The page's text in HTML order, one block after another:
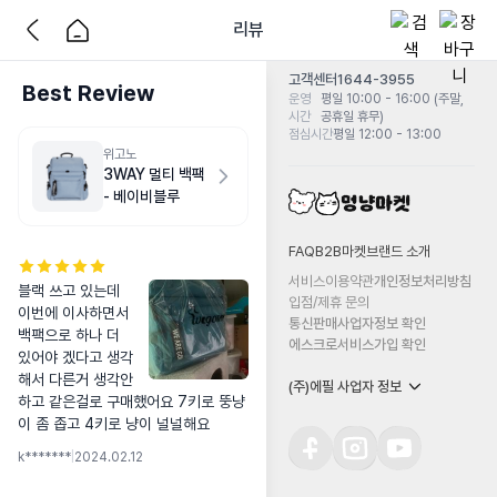
리뷰
Best Review
위고노
3WAY 멀티 백팩
- 베이비블루
블랙 쓰고 있는데
이번에 이사하면서
백팩으로 하나 더
있어야 겠다고 생각
해서 다른거 생각안
하고 같은걸로 구매했어요 7키로 뚱냥
이 좀 좁고 4키로 냥이 널널해요
k******* 2024.02.12
고객센터1644-3955
운영
시간
평일 10:00 - 16:00 (주말,
공휴일 휴무)
점심시간평일 12:00 - 13:00
FAQB2B마켓 브랜드 소개
서비스이용약관개인정보처리방침
입점/제휴 문의
통신판매사업자정보 확인
에스크로서비스가입 확인
(주)에필 사업자 정보